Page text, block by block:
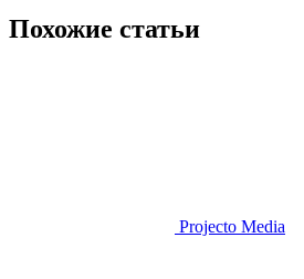
Похожие статьи
Projecto Media